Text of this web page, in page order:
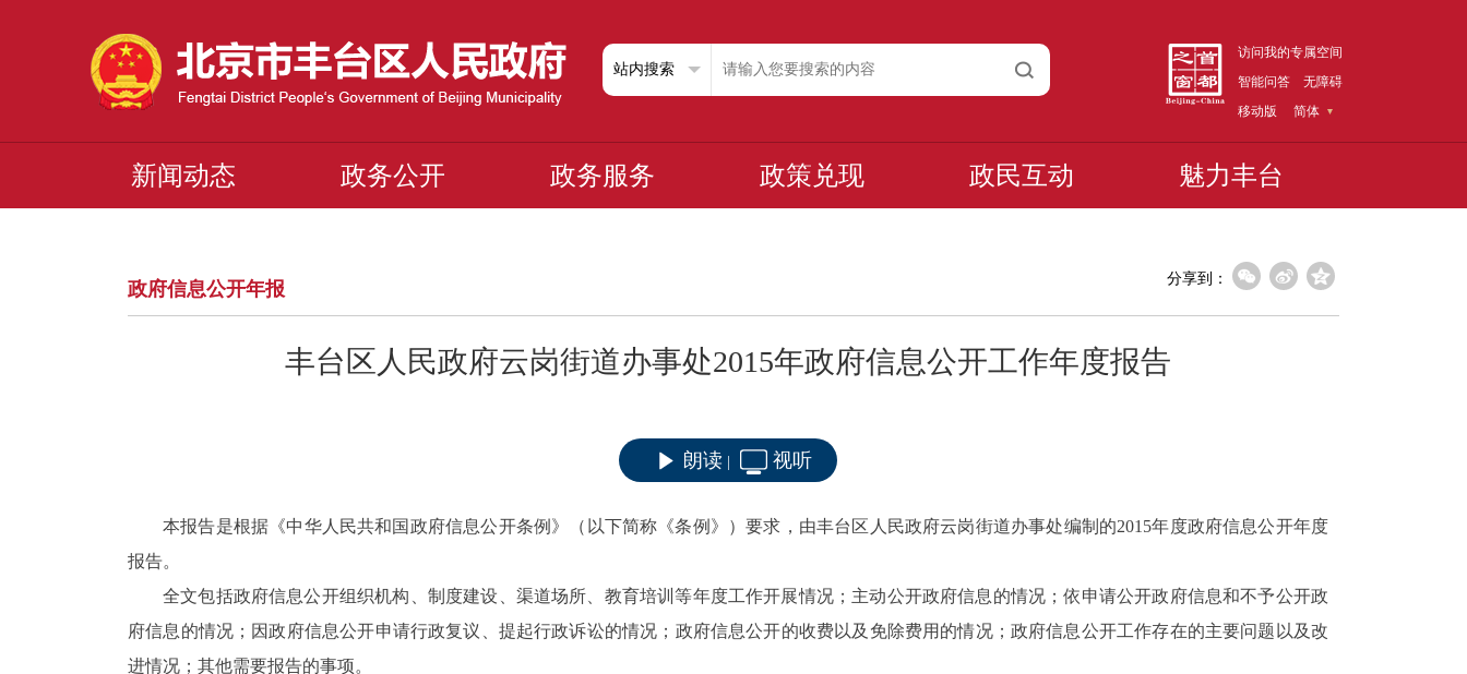
访问我的专属空间
智能问答
无障碍
移动版
简体
新闻动态 政务公开 政务服务 政策兑现 政民互动 魅力丰台
政府信息公开年报 分享到：
丰台区人民政府云岗街道办事处2015年政府信息公开工作年度报告
朗读 视听
本报告是根据《中华人民共和国政府信息公开条例》（以下简称《条例》）要求，由丰台区人民政府云岗街道办事处编制的2015年度政府信息公开年度
报告。
全文包括政府信息公开组织机构、制度建设、渠道场所、教育培训等年度工作开展情况；主动公开政府信息的情况；依申请公开政府信息和不予公开政
府信息的情况；因政府信息公开申请行政复议、提起行政诉讼的情况；政府信息公开的收费以及免除费用的情况；政府信息公开工作存在的主要问题以及改
进情况；其他需要报告的事项。